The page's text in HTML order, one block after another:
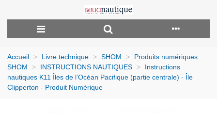
Accueil > Livre technique > SHOM >
Produits numériques
SHOM
> INSTRUCTIONS NAUTIQUES >
Instructions
nautiques K11 Îles de l’Océan Pacifique (partie centrale) - Île
Clipperton - Produit Numérique